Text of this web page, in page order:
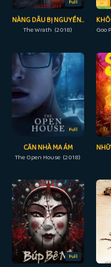
Full
NÀNG DÂU BỊ NGUYỀN RỦA
The Wrath (2018)
Full
CĂN NHÀ MA ÁM
The Open House (2018)
Full